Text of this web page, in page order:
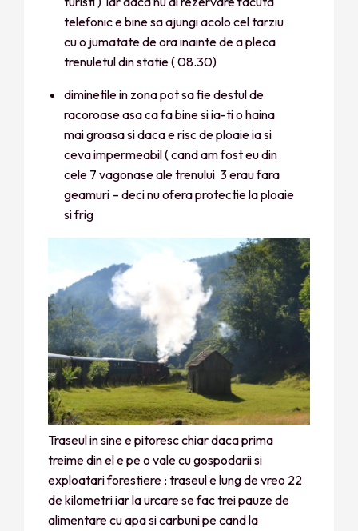
telefonic e bine sa ajungi acolo cel tarziu
cu o jumatate de ora inainte de a pleca
trenuletul din statie ( 08.30)
diminetile in zona pot sa fie destul de
racoroase asa ca fa bine si ia-ti o haina
mai groasa si daca e risc de ploaie ia si
ceva impermeabil ( cand am fost eu din
cele 7 vagonase ale trenului 3 erau fara
geamuri – deci nu ofera protectie la ploaie
si frig
Traseul in sine e pitoresc chiar daca prima
treime din el e pe o vale cu gospodarii si
exploatari forestiere ; traseul e lung de vreo 22
de kilometri iar la urcare se fac trei pauze de
alimentare cu apa si carbuni pe cand la